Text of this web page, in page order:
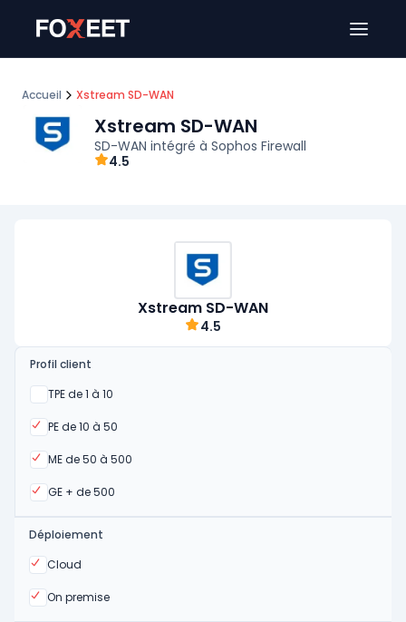
Accueil Xstream SD-WAN
Xstream SD-WAN
SD-WAN intégré à Sophos Firewall
4.5
Xstream SD-WAN
4.5
Profil client
TPE de 1 à 10
Oui
PE de 10 à 50
Oui
ME de 50 à 500
Oui
GE + de 500
Oui
Déploiement
Cloud
Oui
On premise
Oui